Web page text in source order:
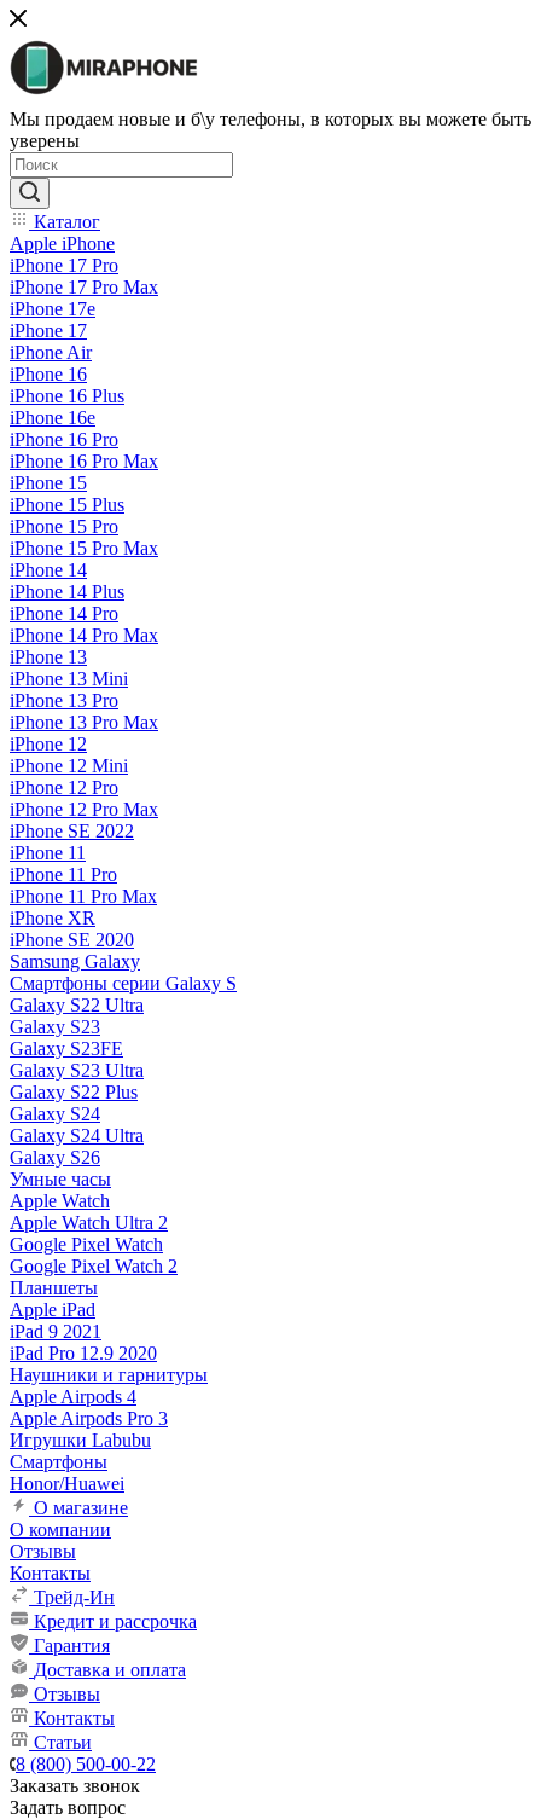
Мы продаем новые и б\у телефоны, в которых вы можете быть
уверены
Каталог
Apple iPhone
iPhone 17 Pro
iPhone 17 Pro Max
iPhone 17e
iPhone 17
iPhone Air
iPhone 16
iPhone 16 Plus
iPhone 16e
iPhone 16 Pro
iPhone 16 Pro Max
iPhone 15
iPhone 15 Plus
iPhone 15 Pro
iPhone 15 Pro Max
iPhone 14
iPhone 14 Plus
iPhone 14 Pro
iPhone 14 Pro Max
iPhone 13
iPhone 13 Mini
iPhone 13 Pro
iPhone 13 Pro Max
iPhone 12
iPhone 12 Mini
iPhone 12 Pro
iPhone 12 Pro Max
iPhone SE 2022
iPhone 11
iPhone 11 Pro
iPhone 11 Pro Max
iPhone XR
iPhone SE 2020
Samsung Galaxy
Смартфоны серии Galaxy S
Galaxy S22 Ultra
Galaxy S23
Galaxy S23FE
Galaxy S23 Ultra
Galaxy S22 Plus
Galaxy S24
Galaxy S24 Ultra
Galaxy S26
Умные часы
Apple Watch
Apple Watch Ultra 2
Google Pixel Watch
Google Pixel Watch 2
Планшеты
Apple iPad
iPad 9 2021
iPad Pro 12.9 2020
Наушники и гарнитуры
Apple Airpods 4
Apple Airpods Pro 3
Игрушки Labubu
Смартфоны
Honor/Huawei
О магазине
О компании
Отзывы
Контакты
Трейд-Ин
Кредит и рассрочка
Гарантия
Доставка и оплата
Отзывы
Контакты
Статьи
8 (800) 500-00-22
Заказать звонок
Задать вопрос